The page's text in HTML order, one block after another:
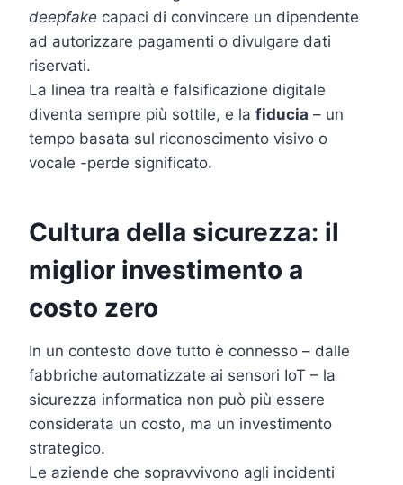
deepfake capaci di convincere un dipendente
ad autorizzare pagamenti o divulgare dati
riservati.
La linea tra realtà e falsificazione digitale
diventa sempre più sottile, e la fiducia – un
tempo basata sul riconoscimento visivo o
vocale -perde significato.
Cultura della sicurezza: il
miglior investimento a
costo zero
In un contesto dove tutto è connesso – dalle
fabbriche automatizzate ai sensori IoT – la
sicurezza informatica non può più essere
considerata un costo, ma un investimento
strategico.
Le aziende che sopravvivono agli incidenti